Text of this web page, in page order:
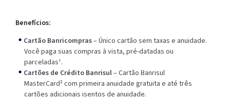
Benefícios:
Cartão Banricompras– Único cartão sem taxas e anuidade.
Você paga suas compras à vista, pré-datadas ou
parceladas¹.
Cartões de Crédito Banrisul– Cartão Banrisul
MasterCard² com primeira anuidade gratuita e até três
cartões adicionais isentos de anuidade.